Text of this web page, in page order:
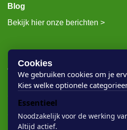
Blog
Bekijk hier onze berichten >
Rigostep Skylt
Rubio Monocoat Oil Plus 2c
Houten vloer lak
Cookies
We gebruiken cookies om je
Kies welke optionele
Essentieel
Noodzakelijk voor de werking
Altijd actief.